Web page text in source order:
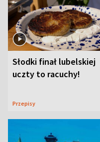
Słodki finał lubelskiej
uczty to racuchy!
Przepisy